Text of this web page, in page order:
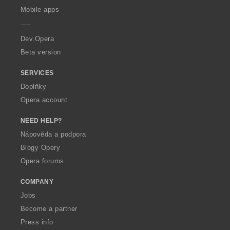
p
a
Mobile apps
Dev.Opera
Beta version
SERVICES
Doplňky
Opera account
NEED HELP?
Nápověda a podpora
Blogy Opery
Opera forums
COMPANY
Jobs
Become a partner
Press info